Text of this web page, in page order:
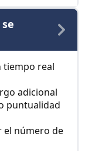
tiempo real
adicional
puntualidad
el número de